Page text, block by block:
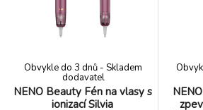
vlnové délky LED diod pro
podporu elasticity, redukci
NENO Beauty Fén na vlasy s
ionizací Silvia
Obvykle do 3 dnů - Skladem
dodavatel